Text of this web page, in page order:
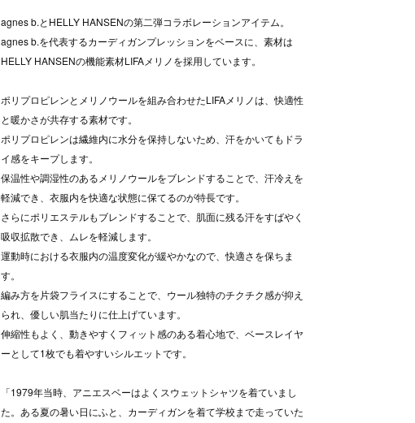
agnes b.とHELLY HANSENの第二弾コラボレーションアイテム。
agnes b.を代表するカーディガンプレッションをベースに、素材は
HELLY HANSENの機能素材LIFAメリノを採用しています。
ポリプロピレンとメリノウールを組み合わせたLIFAメリノは、快適性
と暖かさが共存する素材です。
ポリプロピレンは繊維内に水分を保持しないため、汗をかいてもドラ
イ感をキープします。
保温性や調湿性のあるメリノウールをブレンドすることで、汗冷えを
軽減でき、衣服内を快適な状態に保てるのが特長です。
さらにポリエステルもブレンドすることで、肌面に残る汗をすばやく
吸収拡散でき、ムレを軽減します。
運動時における衣服内の温度変化が緩やかなので、快適さを保ちま
す。
編み方を片袋フライスにすることで、ウール独特のチクチク感が抑え
られ、優しい肌当たりに仕上げています。
伸縮性もよく、動きやすくフィット感のある着心地で、ベースレイヤ
ーとして1枚でも着やすいシルエットです。
「1979年当時、アニエスベーはよくスウェットシャツを着ていまし
た。ある夏の暑い日にふと、カーディガンを着て学校まで走っていた